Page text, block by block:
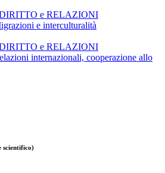
e RELAZIONI
e interculturalità
e RELAZIONI
internazionali, cooperazione allo
scientifico)